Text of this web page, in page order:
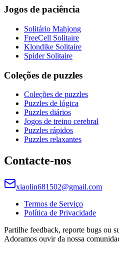
Jogos de paciência
Solitário Mahjong
FreeCell Solitaire
Klondike Solitaire
Spider Solitaire
Coleções de puzzles
Coleções de puzzles
Puzzles de lógica
Puzzles diários
Jogos de treino cerebral
Puzzles rápidos
Puzzles relaxantes
Contacte-nos
xiaolin681502@gmail.com
Termos de Serviço
Política de Privacidade
Partilhe feedback, reporte bugs ou
Adoramos ouvir da nossa